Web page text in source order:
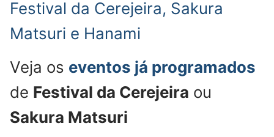
Festival da Cerejeira, Sakura
Matsuri e Hanami
Veja os eventos já programados
de Festival da Cerejeira ou
Sakura Matsuri